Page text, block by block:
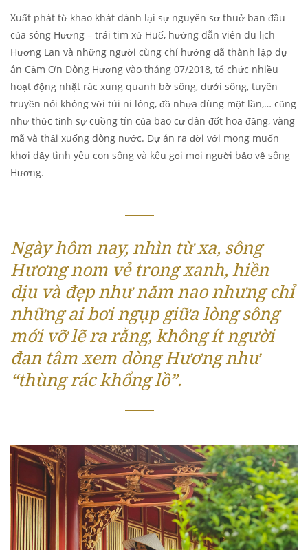
Xuất phát từ khao khát dành lại sự nguyên sơ thuở ban đầu
của sông Hương – trái tim xứ Huế, hướng dẫn viên du lịch
Hương Lan và những người cùng chí hướng đã thành lập dự
án Cảm Ơn Dòng Hương vào tháng 07/2018, tổ chức nhiều
hoạt động nhặt rác xung quanh bờ sông, dưới sông, tuyên
truyền nói không với túi ni lông, đồ nhựa dùng một lần,… cũng
như thức tỉnh sự cuồng tín của bao cư dân đốt hoa đăng, vàng
mã và thải xuống dòng nước. Dự án ra đời với mong muốn
khơi dậy tình yêu con sông và kêu gọi mọi người bảo vệ sông
Hương.
Ngày hôm nay, nhìn từ xa, sông
Hương nom vẻ trong xanh, hiền
dịu và đẹp như năm nao nhưng chỉ
những ai bơi ngụp giữa lòng sông
mới vỡ lẽ ra rằng, không ít người
đan tâm xem dòng Hương như
“thùng rác khổng lồ”.